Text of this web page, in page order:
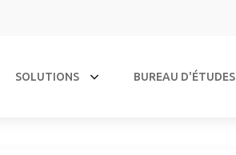
SOLUTIONS BUREAU D'ÉTUDES